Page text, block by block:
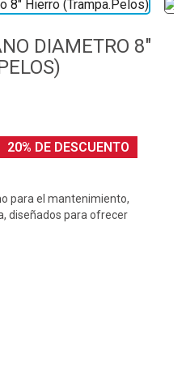
DIAMETRO 8"
20% DE DESCUENTO
para el mantenimiento,
diseñados para ofrecer